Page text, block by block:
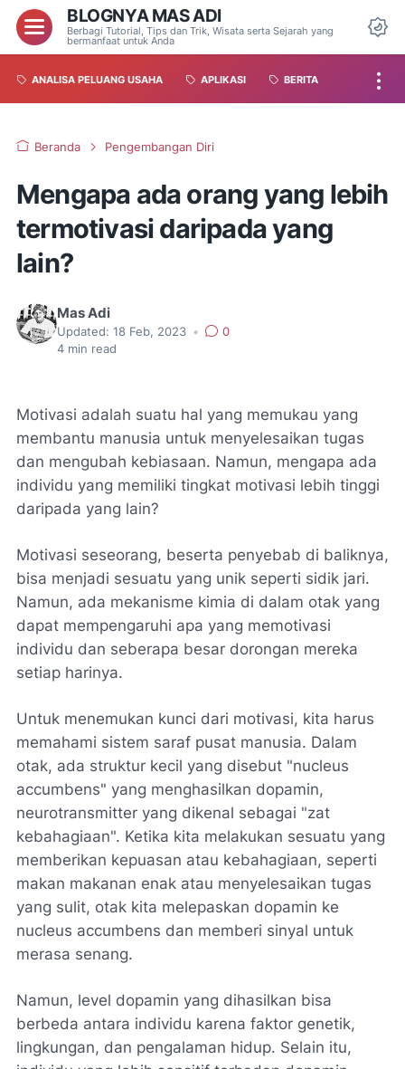
BLOGNYA MAS ADI
Berbagi Tutorial, Tips dan Trik, Wisata serta Sejarah yang
bermanfaat untuk Anda
ANALISA PELUANG USAHA APLIKASI BERITA
Beranda Pengembangan Diri
Mengapa ada orang yang lebih
termotivasi daripada yang
lain?
Mas Adi
Updated: 18 Feb, 2023 •
0
4 min read
Motivasi adalah suatu hal yang memukau yang
membantu manusia untuk menyelesaikan tugas
dan mengubah kebiasaan. Namun, mengapa ada
individu yang memiliki tingkat motivasi lebih tinggi
daripada yang lain?
Motivasi seseorang, beserta penyebab di baliknya,
bisa menjadi sesuatu yang unik seperti sidik jari.
Namun, ada mekanisme kimia di dalam otak yang
dapat mempengaruhi apa yang memotivasi
individu dan seberapa besar dorongan mereka
setiap harinya.
Untuk menemukan kunci dari motivasi, kita harus
memahami sistem saraf pusat manusia. Dalam
otak, ada struktur kecil yang disebut "nucleus
accumbens" yang menghasilkan dopamin,
neurotransmitter yang dikenal sebagai "zat
kebahagiaan". Ketika kita melakukan sesuatu yang
memberikan kepuasan atau kebahagiaan, seperti
makan makanan enak atau menyelesaikan tugas
yang sulit, otak kita melepaskan dopamin ke
nucleus accumbens dan memberi sinyal untuk
merasa senang.
Namun, level dopamin yang dihasilkan bisa
berbeda antara individu karena faktor genetik,
lingkungan, dan pengalaman hidup. Selain itu,